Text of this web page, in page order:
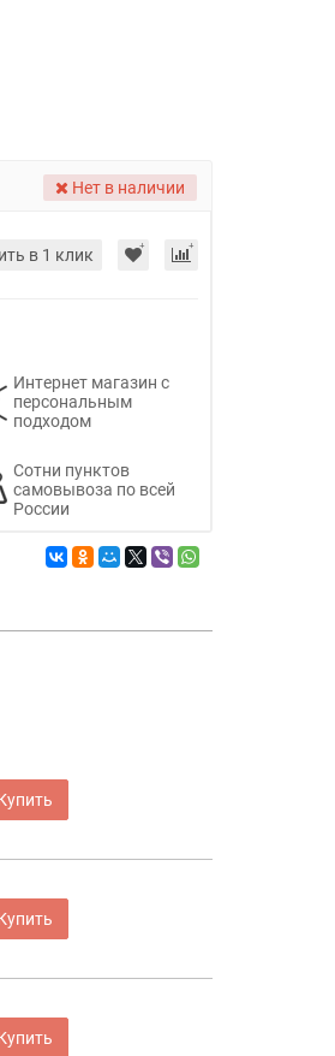
Нет в наличии
в 1 клик
Интернет магазин с
персональным
подходом
Сотни пунктов
самовывоза по всей
России